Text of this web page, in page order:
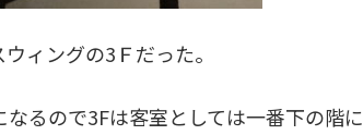
ィングの3Ｆだった。
るので3Fは客室としては一番下の階に